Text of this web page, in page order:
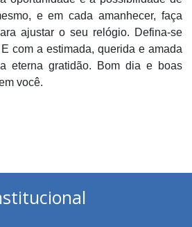
e em cada amanhecer, faça
ajustar o seu relógio. Defina-se
com a estimada, querida e amada
eterna gratidão. Bom dia e boas
você.